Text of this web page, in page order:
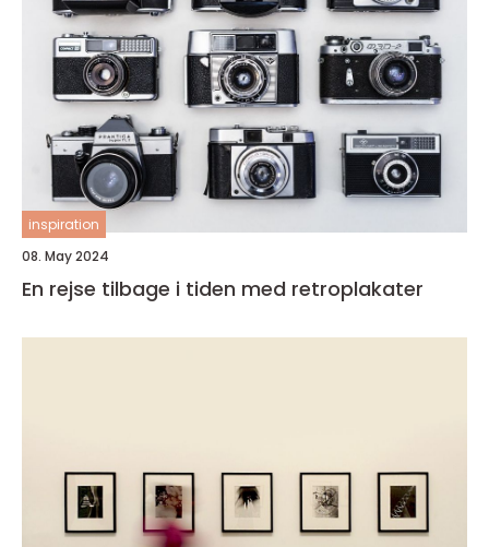
inspiration
08. May 2024
En rejse tilbage i tiden med retroplakater